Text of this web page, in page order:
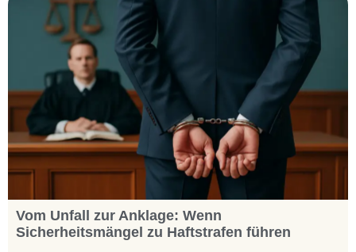
Vom Unfall zur Anklage: Wenn
Sicherheitsmängel zu Haftstrafen führen